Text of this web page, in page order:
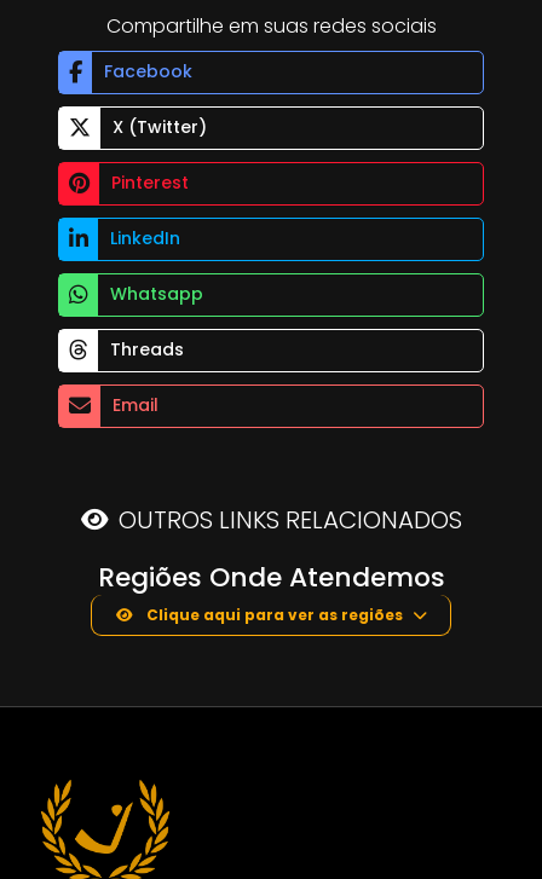
Compartilhe em suas redes sociais
Facebook
X (Twitter)
Pinterest
LinkedIn
Whatsapp
Threads
Email
OUTROS LINKS RELACIONADOS
Regiões Onde Atendemos
Clique aqui para ver as regiões